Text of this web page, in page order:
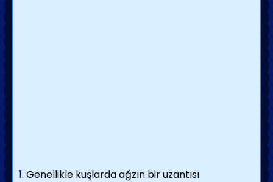
1. Genellikle kuşlarda ağzın bir uzantısı